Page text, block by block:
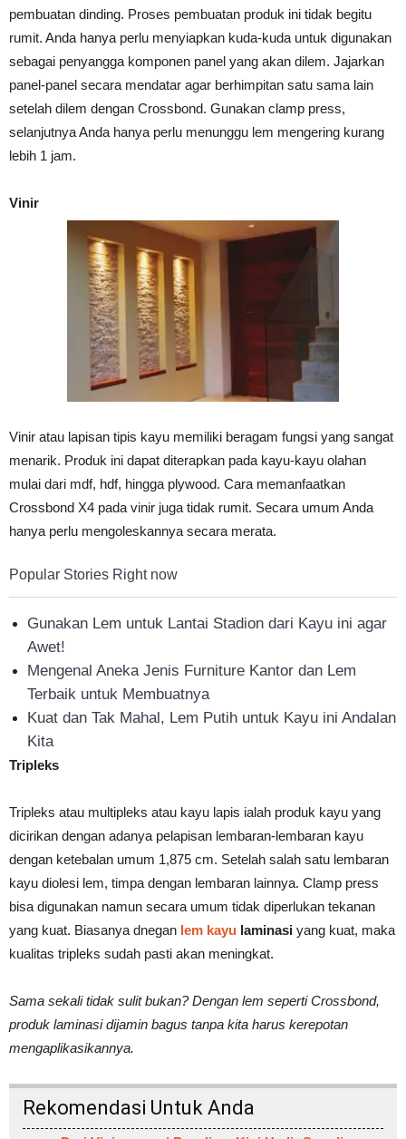
pembuatan dinding. Proses pembuatan produk ini tidak begitu
rumit. Anda hanya perlu menyiapkan kuda-kuda untuk digunakan
sebagai penyangga komponen panel yang akan dilem. Jajarkan
panel-panel secara mendatar agar berhimpitan satu sama lain
setelah dilem dengan Crossbond. Gunakan clamp press,
selanjutnya Anda hanya perlu menunggu lem mengering kurang
lebih 1 jam.
Vinir
Vinir atau lapisan tipis kayu memiliki beragam fungsi yang sangat
menarik. Produk ini dapat diterapkan pada kayu-kayu olahan
mulai dari mdf, hdf, hingga plywood. Cara memanfaatkan
Crossbond X4 pada vinir juga tidak rumit. Secara umum Anda
hanya perlu mengoleskannya secara merata.
Popular Stories Right now
Gunakan Lem untuk Lantai Stadion dari Kayu ini agar
Awet!
Mengenal Aneka Jenis Furniture Kantor dan Lem
Terbaik untuk Membuatnya
Kuat dan Tak Mahal, Lem Putih untuk Kayu ini Andalan
Kita
Tripleks
Tripleks atau multipleks atau kayu lapis ialah produk kayu yang
dicirikan dengan adanya pelapisan lembaran-lembaran kayu
dengan ketebalan umum 1,875 cm. Setelah salah satu lembaran
kayu diolesi lem, timpa dengan lembaran lainnya. Clamp press
bisa digunakan namun secara umum tidak diperlukan tekanan
yang kuat. Biasanya dnegan lem kayu laminasi yang kuat, maka
kualitas tripleks sudah pasti akan meningkat.
Sama sekali tidak sulit bukan? Dengan lem seperti Crossbond,
produk laminasi dijamin bagus tanpa kita harus kerepotan
mengaplikasikannya.
Rekomendasi Untuk Anda